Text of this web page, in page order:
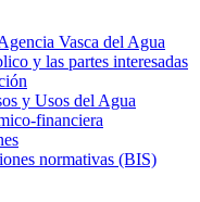
Vasca del Agua
y las partes interesadas
y Usos del Agua
financiera
normativas (BIS)